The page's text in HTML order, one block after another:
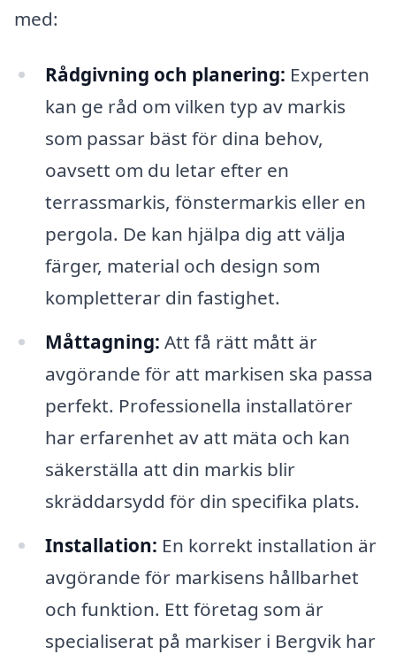
med:
Rådgivning och planering: Experten
kan ge råd om vilken typ av markis
som passar bäst för dina behov,
oavsett om du letar efter en
terrassmarkis, fönstermarkis eller en
pergola. De kan hjälpa dig att välja
färger, material och design som
kompletterar din fastighet.
Måttagning: Att få rätt mått är
avgörande för att markisen ska passa
perfekt. Professionella installatörer
har erfarenhet av att mäta och kan
säkerställa att din markis blir
skräddarsydd för din specifika plats.
Installation: En korrekt installation är
avgörande för markisens hållbarhet
och funktion. Ett företag som är
specialiserat på markiser i Bergvik har